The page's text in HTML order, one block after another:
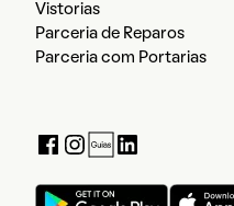
Vistorias
Parceria de Reparos
Parceria com Portarias